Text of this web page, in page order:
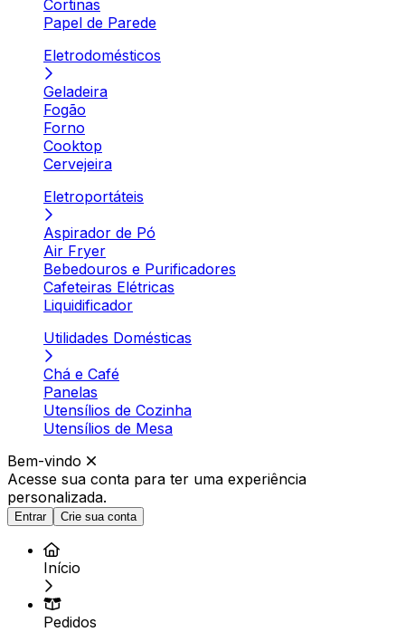
Cortinas
Papel de Parede
Eletrodomésticos
Geladeira
Fogão
Forno
Cooktop
Cervejeira
Eletroportáteis
Aspirador de Pó
Air Fryer
Bebedouros e Purificadores
Cafeteiras Elétricas
Liquidificador
Utilidades Domésticas
Chá e Café
Panelas
Utensílios de Cozinha
Utensílios de Mesa
Bem-vindo
Acesse sua conta para ter uma experiência
personalizada.
Entrar Crie sua conta
Início
Pedidos